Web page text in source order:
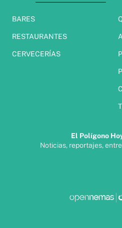
BARES
RESTAURANTES
CERVECERÍAS
El Polígono
Noticias, reportajes,